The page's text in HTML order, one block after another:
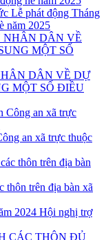
Lễ phát động Tháng
năm 2025
DÂN VỀ DỰ
MỘT SỐ ĐIỀU
an xã trực thuộc
thôn trên địa bàn xã
Hội nghị trợ